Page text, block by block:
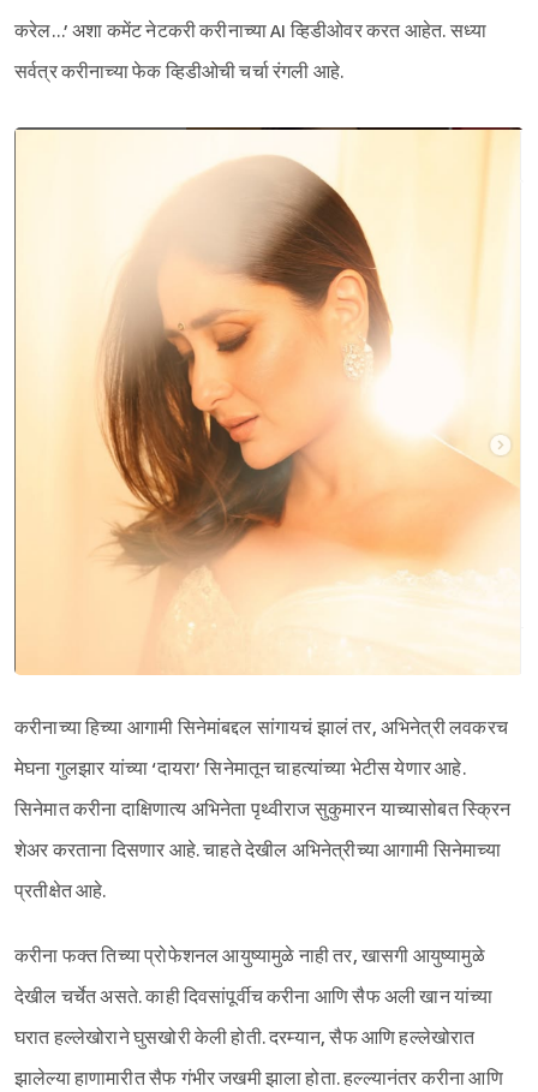
Sign in
करेल…’ अशा कमेंट नेटकरी करीनाच्या AI व्हिडीओवर करत आहेत. सध्या
सर्वत्र करीनाच्या फेक व्हिडीओची चर्चा रंगली आहे.
करीनाच्या हिच्या आगामी सिनेमांबद्दल सांगायचं झालं तर, अभिनेत्री लवकरच
मेघना गुलझार यांच्या ‘दायरा’ सिनेमातून चाहत्यांच्या भेटीस येणार आहे.
सिनेमात करीना दाक्षिणात्य अभिनेता पृथ्वीराज सुकुमारन याच्यासोबत स्क्रिन
शेअर करताना दिसणार आहे. चाहते देखील अभिनेत्रीच्या आगामी सिनेमाच्या
प्रतीक्षेत आहे.
करीना फक्त तिच्या प्रोफेशनल आयुष्यामुळे नाही तर, खासगी आयुष्यामुळे
देखील चर्चेत असते. काही दिवसांपूर्वीच करीना आणि सैफ अली खान यांच्या
घरात हल्लेखोराने घुसखोरी केली होती. दरम्यान, सैफ आणि हल्लेखोरात
झालेल्या हाणामारीत सैफ गंभीर जखमी झाला होता. हल्ल्यानंतर करीना आणि